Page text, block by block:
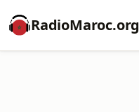
RadioMaroc.org